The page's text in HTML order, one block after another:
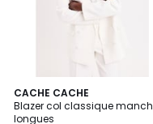
CACHE CACHE
Blazer col classique
longues